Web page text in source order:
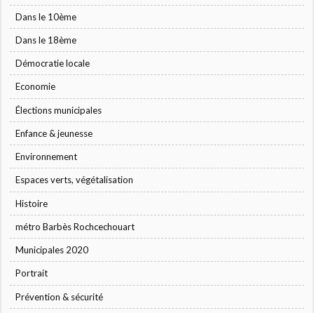
Dans le 10ème
Dans le 18ème
Démocratie locale
Economie
Élections municipales
Enfance & jeunesse
Environnement
Espaces verts, végétalisation
Histoire
métro Barbès Rochcechouart
Municipales 2020
Portrait
Prévention & sécurité